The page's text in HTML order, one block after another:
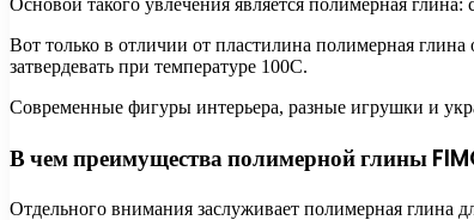
Основой такого увлечения является полимерная
Вот только в отличии от пластилина полимерная
затвердевать при температуре 100С.
Современные фигуры интерьера, разные игрушки и
В чем преимущества полимерной глины
Отдельного внимания заслуживает полимерная глина